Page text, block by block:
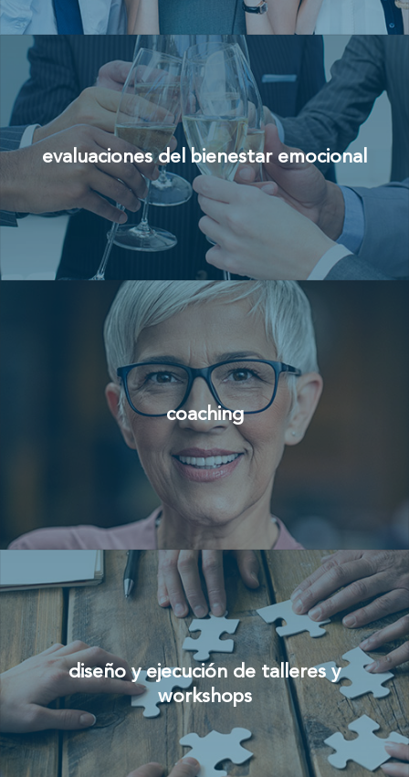
evaluaciones del bienestar emocional
coaching
diseño y ejecución de talleres y
workshops